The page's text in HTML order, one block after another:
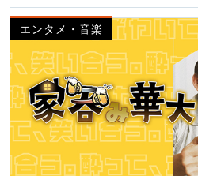
エンタメ・音楽